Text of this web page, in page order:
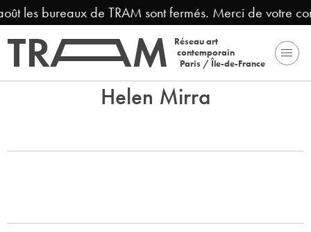
les bureaux de TRAM sont fermés. Merci de votre
Réseau art
contemporain
Paris / Île-de-France
Helen Mirra